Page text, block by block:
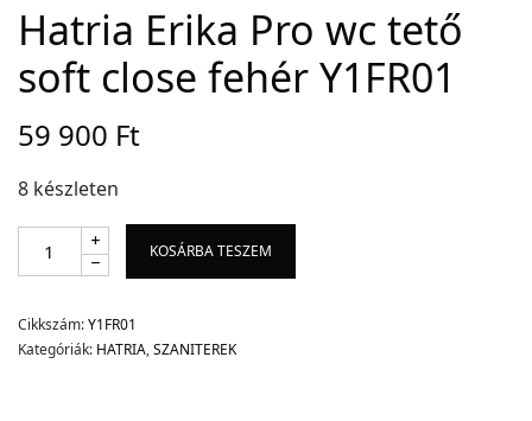
Hatria Erika Pro wc tető
soft close fehér Y1FR01
59 900 Ft
8 készleten
KOSÁRBA TESZEM
Cikkszám:Y1FR01
Kategóriák: HATRIA,SZANITEREK
Copyright © 2021Premium WordPress Themes. All rights reserved.